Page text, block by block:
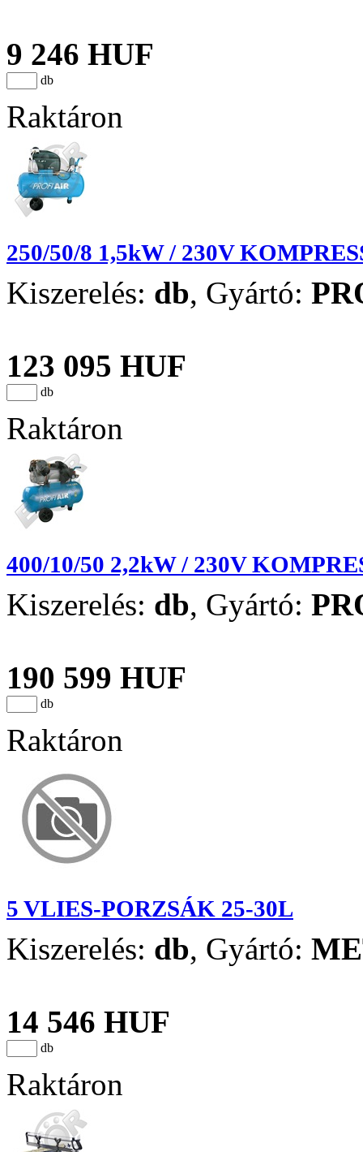
9 246 HUF
db
Raktáron
250/50/8 1,5kW / 230V
Kiszerelés: db, Gyártó:
123 095 HUF
db
Raktáron
400/10/50 2,2kW / 230V
Kiszerelés: db, Gyártó:
190 599 HUF
db
Raktáron
5 VLIES-PORZSÁK 25-30L
Kiszerelés: db, Gyártó:
14 546 HUF
db
Raktáron